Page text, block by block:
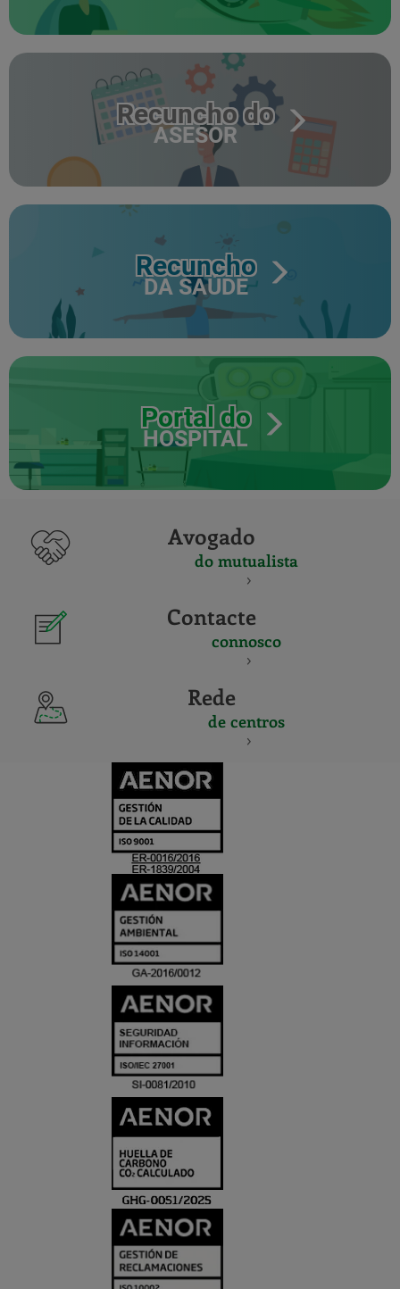
Recuncho do
ASESOR
Recuncho
DA SAÚDE
Portal do
HOSPITAL
Avogado
do mutualista
Contacte
connosco
Rede
de centros